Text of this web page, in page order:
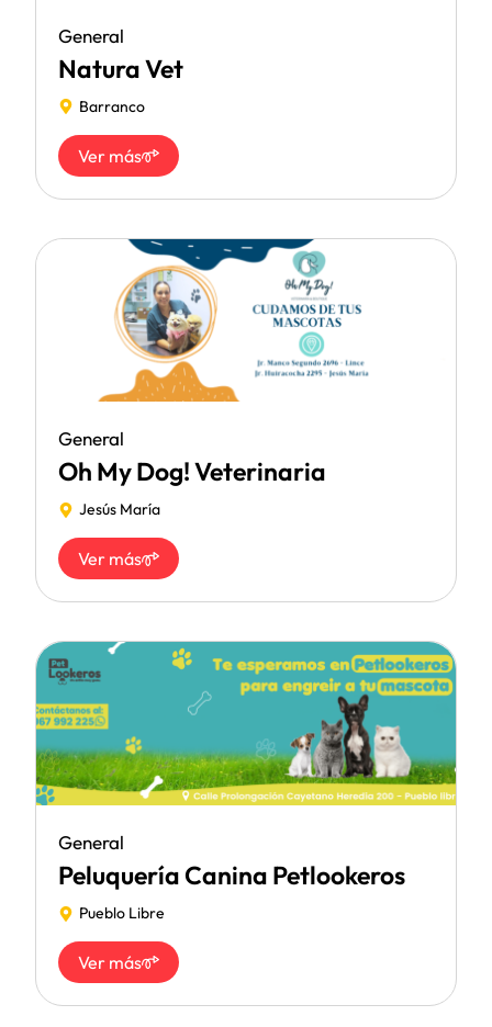
General
Natura Vet
Barranco
Ver más
General
Oh My Dog! Veterinaria
Jesús María
Ver más
General
Peluquería Canina Petlookeros
Pueblo Libre
Ver más